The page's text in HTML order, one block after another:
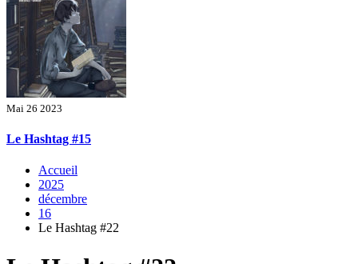
Mai 26 2023
Le Hashtag #15
Accueil
2025
décembre
16
Le Hashtag #22